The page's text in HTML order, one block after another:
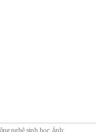
nghệ sinh học_Ảnh: